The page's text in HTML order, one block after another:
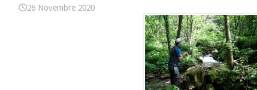
26 Novembre 2020